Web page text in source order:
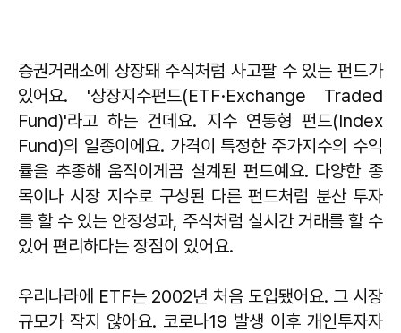
증권거래소에 상장돼 주식처럼 사고팔 수 있는 펀드가
있어요. '상장지수펀드(ETF·Exchange Traded
Fund)'라고 하는 건데요. 지수 연동형 펀드(Index
Fund)의 일종이에요. 가격이 특정한 주가지수의 수익
률을 추종해 움직이게끔 설계된 펀드예요. 다양한 종
목이나 시장 지수로 구성된 다른 펀드처럼 분산 투자
를 할 수 있는 안정성과, 주식처럼 실시간 거래를 할 수
있어 편리하다는 장점이 있어요.
우리나라에 ETF는 2002년 처음 도입됐어요. 그 시장
규모가 작지 않아요. 코로나19 발생 이후 개인투자자